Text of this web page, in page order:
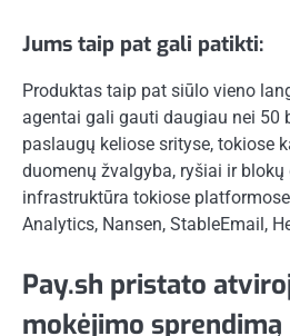
Jums taip pat gali patikti:
Produktas taip pat siūlo vieno
agentai gali gauti daugiau nei 50
paslaugų keliose srityse, tokiose
duomenų žvalgyba, ryšiai ir blokų
infrastruktūra tokiose
Analytics, Nansen, StableEmail,
Pay.sh pristato
mokėjimo sprendimą